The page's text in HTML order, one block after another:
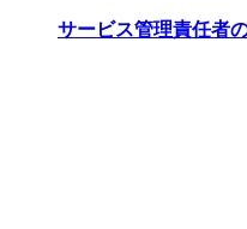
サービス管理責任者